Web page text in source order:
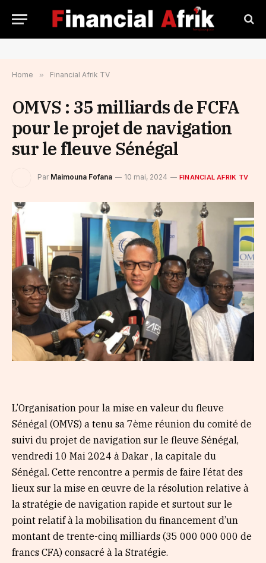
Home » Financial Afrik TV
OMVS : 35 milliards de FCFA
pour le projet de navigation
sur le fleuve Sénégal
Par Maimouna Fofana 10 mai, 2024 FINANCIAL AFRIK TV
L’Organisation pour la mise en valeur du fleuve
Sénégal (OMVS) a tenu sa 7ème réunion du comité de
suivi du projet de navigation sur le fleuve Sénégal,
vendredi 10 Mai 2024 à Dakar , la capitale du
Sénégal. Cette rencontre a permis de faire l’état des
lieux sur la mise en œuvre de la résolution relative à
la stratégie de navigation rapide et surtout sur le
point relatif à la mobilisation du financement d’un
montant de trente-cinq milliards (35 000 000 000 de
francs CFA) consacré à la Stratégie.